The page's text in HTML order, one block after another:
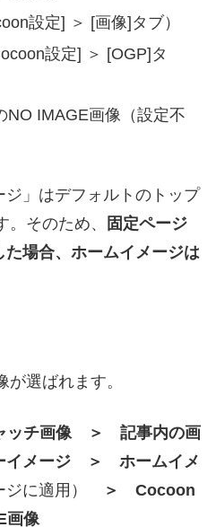
設定] ＞ [画像]タブ）
設定] ＞ [OGP]タ
NO IMAGE画像（設定不
ジ」はデフォルトのトップ
そのため、
固定ページ
場合、ホームイメージは
選ばれます。
ッチ画像
＞ 記事内の画
メージ ＞
ホームイメ
ジに適用）
＞ Cocoon
画像